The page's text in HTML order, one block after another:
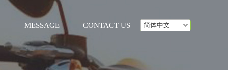
MESSAGE CONTACT US 简体中文